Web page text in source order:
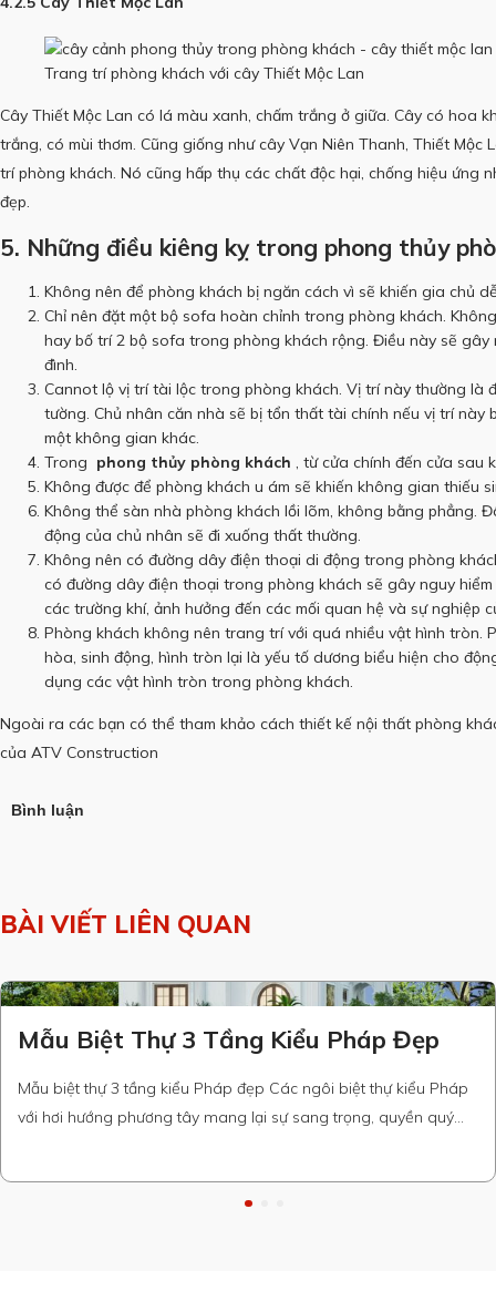
Trang trí phòng khách với cây Thiết Mộc Lan
Cây Thiết Mộc Lan có lá màu xanh, chấm trắng ở giữa. Cây có hoa
trắng, có mùi thơm. Cũng giống như cây Vạn Niên Thanh, Thiết Mộc
trí phòng khách. Nó cũng hấp thụ các chất độc hại, chống hiệu ứng
đẹp.
5. Những điều kiêng kỵ trong phong thủy
Không nên để phòng khách bị ngăn cách vì sẽ khiến gia chủ
Chỉ nên đặt một bộ sofa hoàn chỉnh trong phòng khách.
hay bố trí 2 bộ sofa trong phòng khách rộng. Điều này sẽ gây
đình.
Cannot lộ vị trí tài lộc trong phòng khách. Vị trí này thường là
tường. Chủ nhân căn nhà sẽ bị tổn thất tài chính nếu vị trí này
một không gian khác.
Trong phong thủy phòng khách , từ cửa chính đến cửa sau
Không được để phòng khách u ám sẽ khiến không gian thiếu
Không thể sàn nhà phòng khách lồi lõm, không bằng phẳng.
động của chủ nhân sẽ đi xuống thất thường.
Không nên có đường dây điện thoại di động trong phòng
có đường dây điện thoại trong phòng khách sẽ gây nguy
các trường khí, ảnh hưởng đến các mối quan hệ và sự nghiệp
Phòng khách không nên trang trí với quá nhiều vật hình tròn.
hòa, sinh động, hình tròn lại là yếu tố dương biểu hiện cho
dụng các vật hình tròn trong phòng khách.
Ngoài ra các bạn có thể tham khảo cách thiết kế nội thất phòng
của ATV Construction
Bình luận
BÀI VIẾT LIÊN QUAN
Mẫu Biệt Thự 3 Tầng Kiểu Pháp Đẹp
Mẫu biệt thự 3 tầng kiểu Pháp đẹp Các ngôi biệt thự kiểu Pháp
với hơi hướng phương tây mang lại sự sang trọng, quyền quý